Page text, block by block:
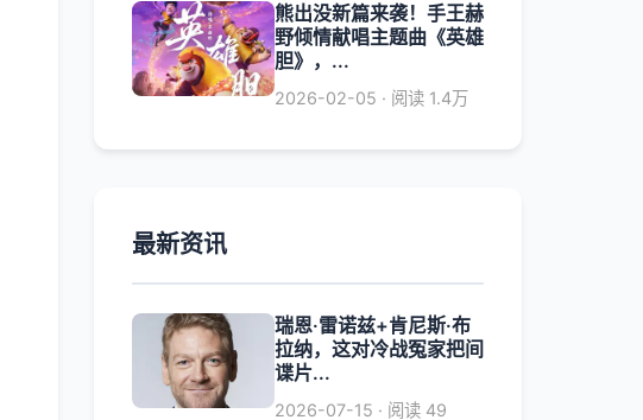
熊出没新篇来袭！手王赫
野倾情献唱主题曲《英雄
胆》，...
2026-02-05 · 阅读 1.4万
最新资讯
瑞恩·雷诺兹+肯尼斯·布
拉纳，这对冷战冤家把间
谍片...
2026-07-15 · 阅读 49